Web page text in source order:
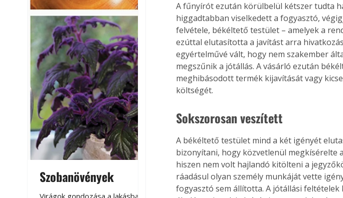
Szobanövények
Virágoskert: kertben,
teraszon, lakásban
Gyógyító
természet
A fűnyírót ezután körülbelül kétszer tudta
higgadtabban viselkedett a fogyasztó,
felvétele, békéltető testület – amelyek a
ezúttal elutasította a javítást arra
egyértelművé vált, hogy nem szakember
megszűnik a jótállás. A vásárló ezután
meghibásodott termék kijavítását vagy
költségét.
Sokszorosan veszített
A békéltető testület mind a két igényét
bizonyítani, hogy közvetlenül megkísérelte
hiszen nem volt hajlandó kitölteni a
ráadásul olyan személy munkáját vette
fogyasztó sem állította. A jótállási